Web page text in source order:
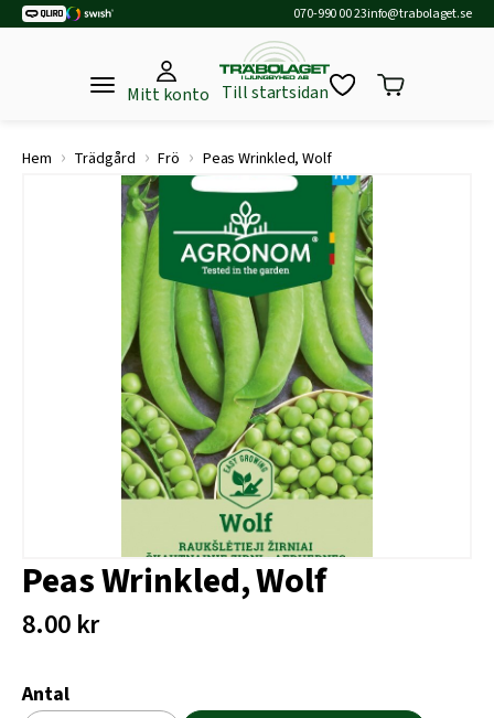
070-990 00 23info@trabolaget.se
Mitt konto Till startsidan
Hem › Trädgård › Frö › Peas Wrinkled, Wolf
Peas Wrinkled, Wolf
8.00 kr
Antal